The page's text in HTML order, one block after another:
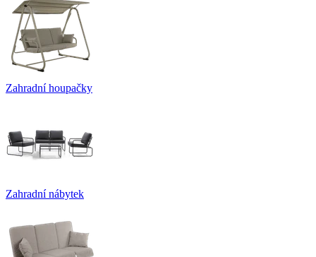
Zahradní houpačky
Zahradní nábytek